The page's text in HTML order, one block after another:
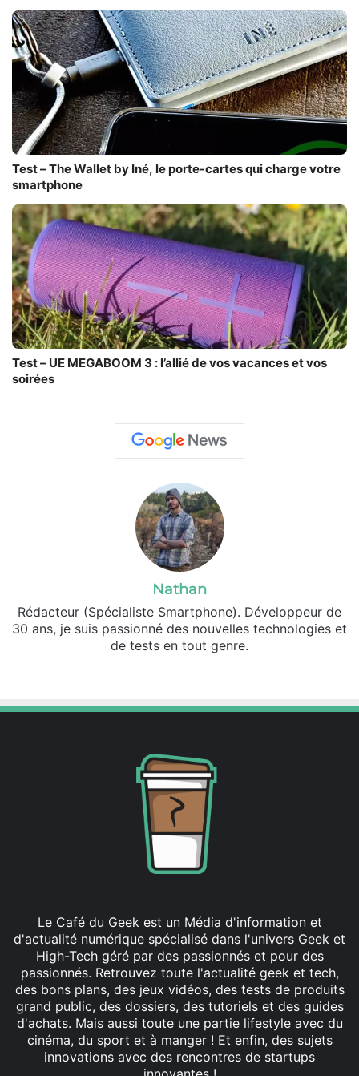
Test – The Wallet by Iné, le porte-cartes qui charge votre
smartphone
Test – UE MEGABOOM 3 : l’allié de vos vacances et vos
soirées
Nathan
Rédacteur (Spécialiste Smartphone). Développeur de
30 ans, je suis passionné des nouvelles technologies et
de tests en tout genre.
Le Café du Geek est un Média d'information et
d'actualité numérique spécialisé dans l'univers Geek et
High-Tech géré par des passionnés et pour des
passionnés. Retrouvez toute l'actualité geek et tech,
des bons plans, des jeux vidéos, des tests de produits
grand public, des dossiers, des tutoriels et des guides
d'achats. Mais aussi toute une partie lifestyle avec du
cinéma, du sport et à manger ! Et enfin, des sujets
innovations avec des rencontres de startups